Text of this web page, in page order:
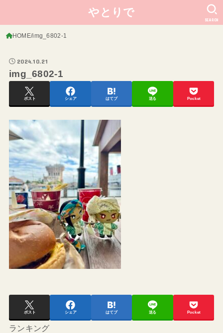
やとりで
SEARCH
HOME img_6802-1
2024.10.21
img_6802-1
ポスト シェア はてブ 送る Pocket
ポスト シェア はてブ 送る Pocket
ランキング